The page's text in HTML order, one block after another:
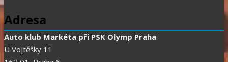
Adresa
Auto klub Markéta při PSK Olymp Praha
U Vojtěšky 11